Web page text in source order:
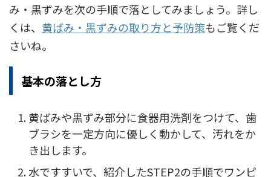
み・黒ずみを次の手順で落としてみましょう。詳し
くは、 黄ばみ・黒ずみの取り方と予防策もご覧くだ
さいね。
基本の落とし方
黄ばみや黒ずみ部分に食器用洗剤をつけて、歯
ブラシを一定方向に優しく動かして、汚れをか
き出します。
水ですすいで、紹介したSTEP2の手順でワンピ